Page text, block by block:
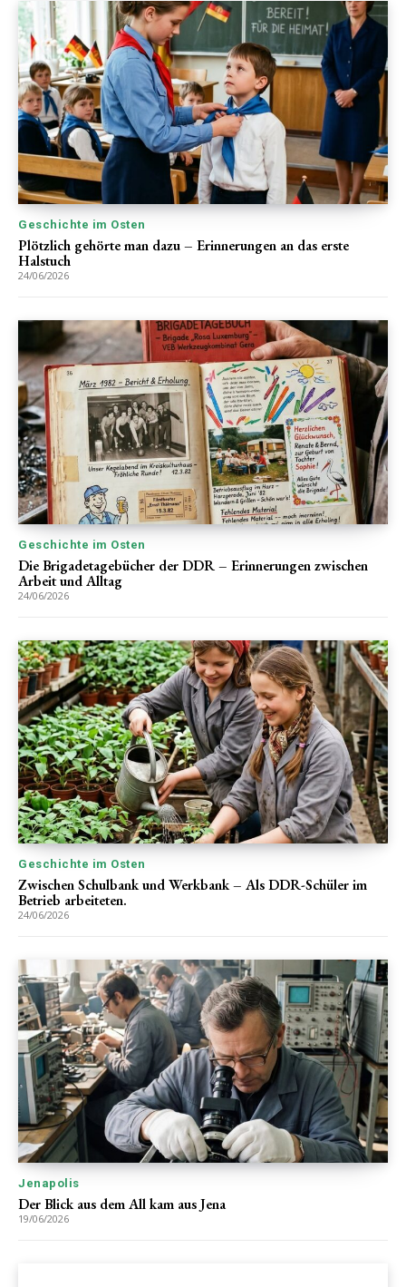
Geschichte im Osten
Plötzlich gehörte man dazu – Erinnerungen an das erste
Halstuch
24/06/2026
Geschichte im Osten
Die Brigadetagebücher der DDR – Erinnerungen zwischen
Arbeit und Alltag
24/06/2026
Geschichte im Osten
Zwischen Schulbank und Werkbank – Als DDR-Schüler im
Betrieb arbeiteten.
24/06/2026
Jenapolis
Der Blick aus dem All kam aus Jena
19/06/2026